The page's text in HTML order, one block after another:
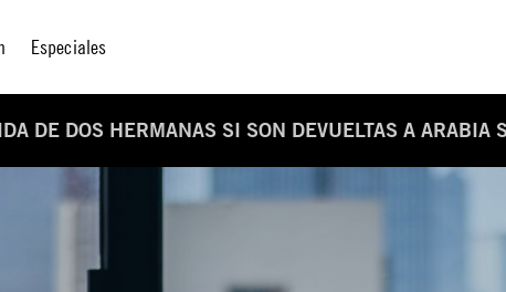
Especiales
DE DOS HERMANAS SI SON DEVUELTAS A ARABIA